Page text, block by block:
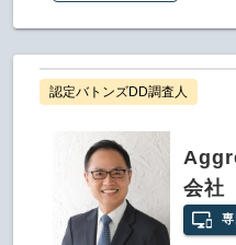
認定バトンズDD調査人
会社